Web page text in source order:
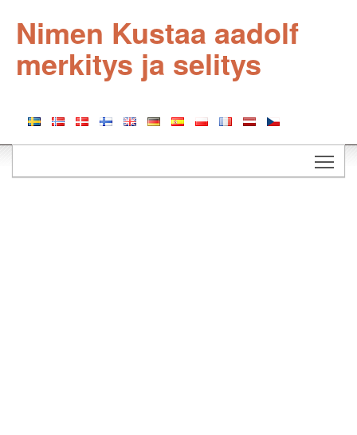
Nimen Kustaa aadolf
merkitys ja selitys